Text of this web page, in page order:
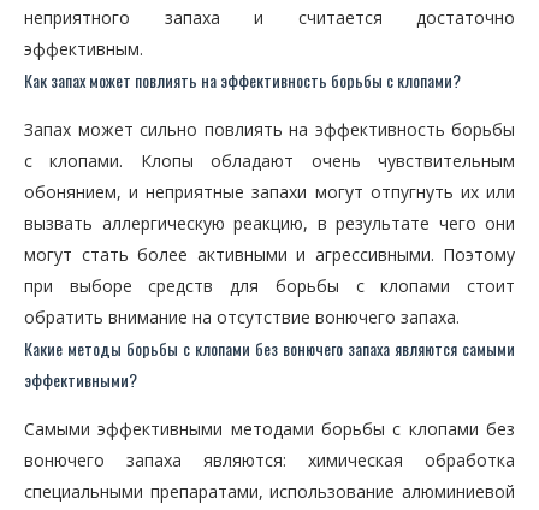
неприятного запаха и считается достаточно
эффективным.
Как запах может повлиять на эффективность борьбы с клопами?
Запах может сильно повлиять на эффективность борьбы
с клопами. Клопы обладают очень чувствительным
обонянием, и неприятные запахи могут отпугнуть их или
вызвать аллергическую реакцию, в результате чего они
могут стать более активными и агрессивными. Поэтому
при выборе средств для борьбы с клопами стоит
обратить внимание на отсутствие вонючего запаха.
Какие методы борьбы с клопами без вонючего запаха являются самыми
эффективными?
Самыми эффективными методами борьбы с клопами без
вонючего запаха являются: химическая обработка
специальными препаратами, использование алюминиевой